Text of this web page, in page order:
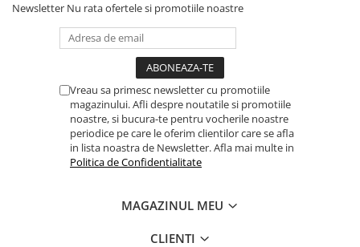
Newsletter Nu rata ofertele si promotiile noastre
Vreau sa primesc newsletter cu promotiile
magazinului. Afli despre noutatile si promotiile
noastre, si bucura-te pentru vocherile noastre
periodice pe care le oferim clientilor care se afla
in lista noastra de Newsletter. Afla mai multe in
Politica de Confidentialitate
MAGAZINUL MEU
CLIENTI